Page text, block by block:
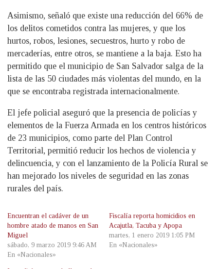
Asimismo, señaló que existe una reducción del 66% de
los delitos cometidos contra las mujeres, y que los
hurtos, robos, lesiones, secuestros, hurto y robo de
mercaderías, entre otros, se mantiene a la baja. Esto ha
permitido que el municipio de San Salvador salga de la
lista de las 50 ciudades más violentas del mundo, en la
que se encontraba registrada internacionalmente.
El jefe policial aseguró que la presencia de policías y
elementos de la Fuerza Armada en los centros históricos
de 23 municipios, como parte del Plan Control
Territorial, permitió reducir los hechos de violencia y
delincuencia, y con el lanzamiento de la Policía Rural se
han mejorado los niveles de seguridad en las zonas
rurales del país.
Encuentran el cadáver de un
hombre atado de manos en San
Miguel
sábado, 9 marzo 2019 9:46 AM
En «Nacionales»
Fiscalía reporta homicidios en
Acajutla, Tacuba y Apopa
martes, 1 enero 2019 1:05 PM
En «Nacionales»